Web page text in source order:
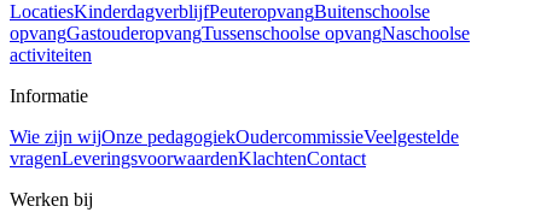
LocatiesKinderdagverblijfPeuteropvangBuitenschoolse
opvangGastouderopvangTussenschoolse opvangNaschoolse
activiteiten
Informatie
Wie zijn wijOnze pedagogiekOudercommissieVeelgestelde
vragenLeveringsvoorwaardenKlachtenContact
Werken bij